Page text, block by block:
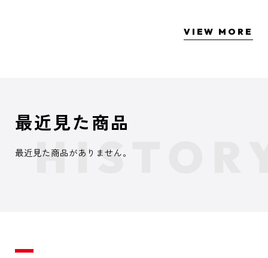
VIEW MORE
最近見た商品
最近見た商品がありません。